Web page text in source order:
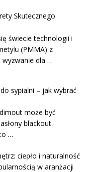
Skutecznego
świecie technologii i
(PMMA) z
wyzwanie dla …
sypialni – jak wybrać
może być
blackout
…
ciepło i naturalność
w aranżacji